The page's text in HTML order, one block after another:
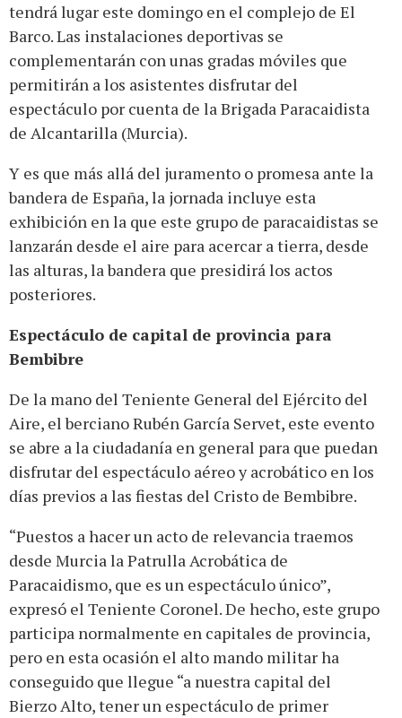
tendrá lugar este domingo en el complejo de El
Barco. Las instalaciones deportivas se
complementarán con unas gradas móviles que
permitirán a los asistentes disfrutar del
espectáculo por cuenta de la Brigada Paracaidista
de Alcantarilla (Murcia).
Y es que más allá del juramento o promesa ante la
bandera de España, la jornada incluye esta
exhibición en la que este grupo de paracaidistas se
lanzarán desde el aire para acercar a tierra, desde
las alturas, la bandera que presidirá los actos
posteriores.
Espectáculo de capital de provincia para
Bembibre
De la mano del Teniente General del Ejército del
Aire, el berciano Rubén García Servet, este evento
se abre a la ciudadanía en general para que puedan
disfrutar del espectáculo aéreo y acrobático en los
días previos a las fiestas del Cristo de Bembibre.
“Puestos a hacer un acto de relevancia traemos
desde Murcia la Patrulla Acrobática de
Paracaidismo, que es un espectáculo único”,
expresó el Teniente Coronel. De hecho, este grupo
participa normalmente en capitales de provincia,
pero en esta ocasión el alto mando militar ha
conseguido que llegue “a nuestra capital del
Bierzo Alto, tener un espectáculo de primer